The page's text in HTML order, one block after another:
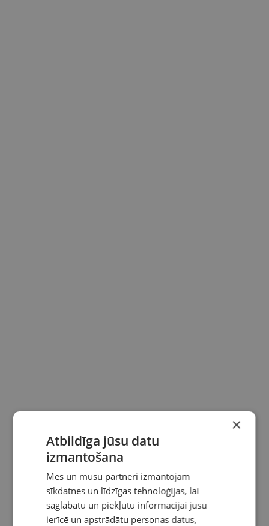
×
Atbildīga jūsu datu
izmantošana
Mēs un mūsu partneri izmantojam
sīkdatnes un līdzīgas tehnoloģijas, lai
saglabātu un piekļūtu informācijai jūsu
ierīcē un apstrādātu personas datus,